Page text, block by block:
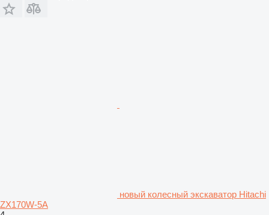
новый колесный экскаватор Hitachi
ZX170W-5A